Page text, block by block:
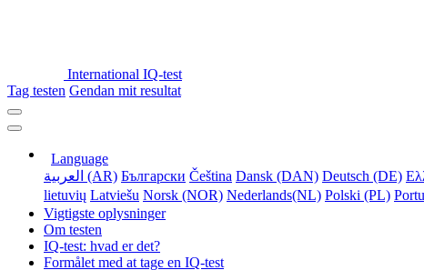
International IQ-test
Tag testen Gendan mit resultat
Language
العربية (AR) Български Čeština Dansk (DAN) Deutsch (DE)
lietuvių Latviešu Norsk (NOR) Nederlands(NL) Polski (PL)
Vigtigste oplysninger
Om testen
IQ-test: hvad er det?
Formålet med at tage en IQ-test